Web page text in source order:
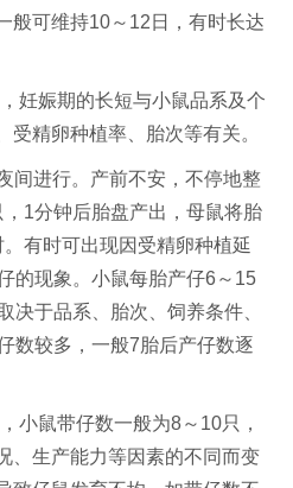
般可维持10～12日，有时长达
妊娠期的长短与小鼠品系及个
精卵种植率、胎次等有关。
间进行。产前不安，不停地整
1分钟后胎盘产出，母鼠将胎
有时可出现因受精卵种植延
的现象。小鼠每胎产仔6～15
决于品系、胎次、饲养条件、
数较多，一般7胎后产仔数逐
小鼠带仔数一般为8～10只，
、生产能力等因素的不同而变